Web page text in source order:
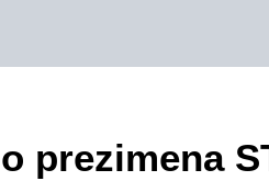
prezimena